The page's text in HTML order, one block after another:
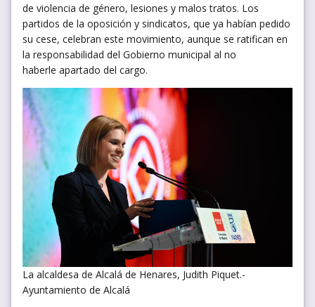
de violencia de género, lesiones y malos tratos. Los
partidos de la oposición y sindicatos, que ya habían pedido
su cese, celebran este movimiento, aunque se ratifican en
la responsabilidad del Gobierno municipal al no
haberle apartado del cargo.
La alcaldesa de Alcalá de Henares, Judith Piquet.-
Ayuntamiento de Alcalá